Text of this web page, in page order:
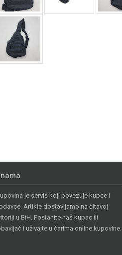
je servis koji povezuje kupce i
Artikle dostavljamo na čitavoj
u BiH. Postanite naš kupac ili
i uživajte u čarima online kupovine.